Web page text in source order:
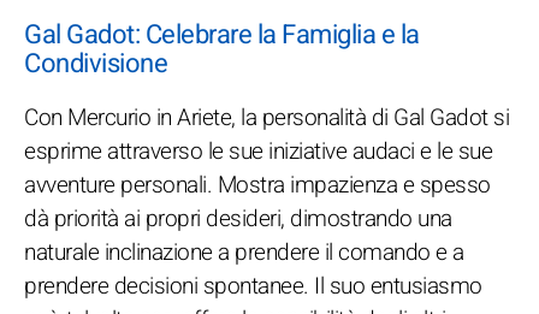
Gal Gadot: Celebrare la Famiglia e la
Condivisione
Con Mercurio in Ariete, la personalità di Gal Gadot si
esprime attraverso le sue iniziative audaci e le sue
avventure personali. Mostra impazienza e spesso
dà priorità ai propri desideri, dimostrando una
naturale inclinazione a prendere il comando e a
prendere decisioni spontanee. Il suo entusiasmo